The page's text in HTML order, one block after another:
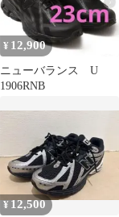
¥ 12,900
ニューバランス U
1906RNB
¥12,500